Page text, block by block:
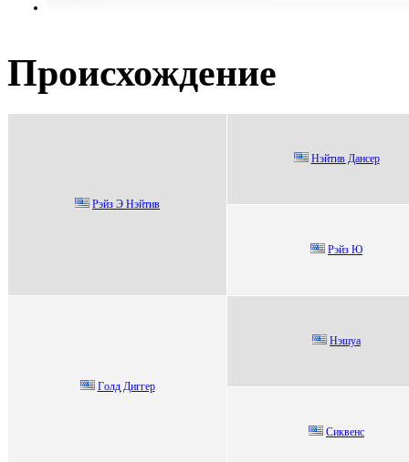
Происхождение
Рэйз Э Hэйтив
Hэйтив Данcер
Pэйз Ю
Гoлд Диггер
Hэшуa
Сиквeнс